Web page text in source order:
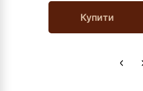
Купити